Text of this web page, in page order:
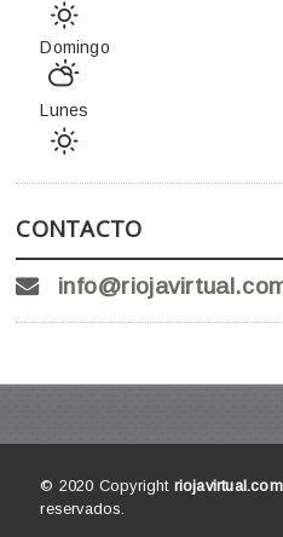
Domingo
Lunes
CONTACTO
© 2020 Copyright
reservados.